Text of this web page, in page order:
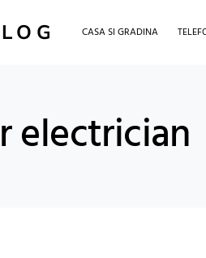
CASA SI GRADINA
electrician